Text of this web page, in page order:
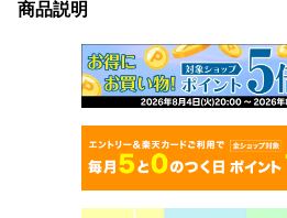
商品説明